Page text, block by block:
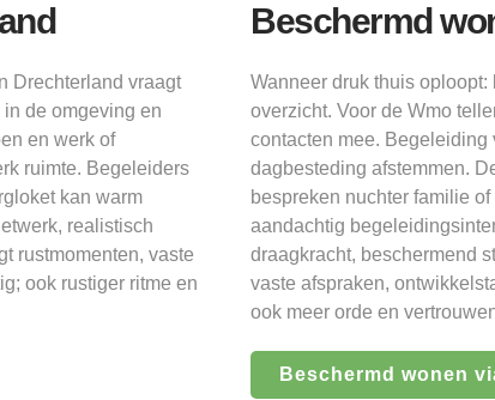
Drechterland vraagt
de omgeving en
en werk of
ruimte. Begeleiders
kan warm
realistisch
rustmomenten, vaste
ook rustiger ritme en
Beschermd
Wanneer druk thuis
overzicht. Voor de Wmo
contacten mee. Begeleiding
dagbesteding afstemmen.
bespreken nuchter familie
aandachtig
draagkracht, beschermend
vaste afspraken,
ook meer orde en
Beschermd wonen